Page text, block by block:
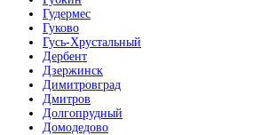
Гудермес
Гуково
Гусь-Хрустальный
Дербент
Дзержинск
Димитровград
Дмитров
Долгопрудный
Домодедово